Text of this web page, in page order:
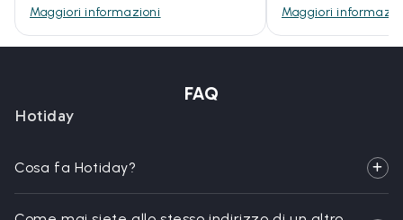
Maggiori informazioni
Maggiori
FAQ
Hotiday
Cosa fa Hotiday?